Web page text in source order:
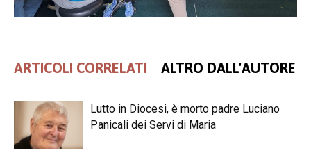
ARTICOLI CORRELATI ALTRO DALL'AUTORE
Lutto in Diocesi, è morto padre Luciano
Panicali dei Servi di Maria